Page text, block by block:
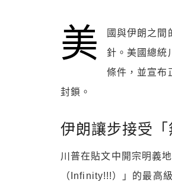
美
國與伊朗之間
針。美國總
條件，並宣布
封鎖。
伊朗讓步接受
川普在貼文中開宗明義
（Infinity!!!）」的最高